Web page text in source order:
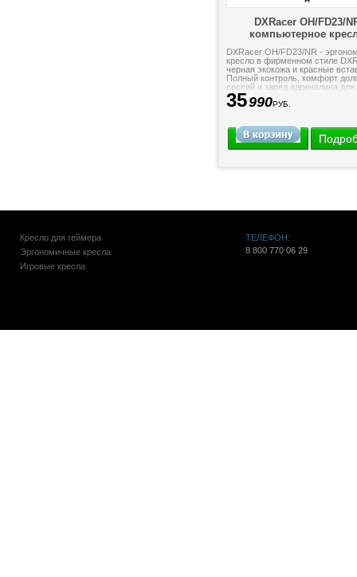
DXRacer OH/FD23/
компьютерное
DXRacer OH/FD23/NR -
кресло в фирменном стиле
черная экокожа и красные
Полный контроль, комфорт
сессий и заряд адреналина
в играх и на...
35990РУБ.
Кресло для геймера
Эргономичные кресла
Игровые кресла
ТЕЛЕФОН:
8 800 770 06 29